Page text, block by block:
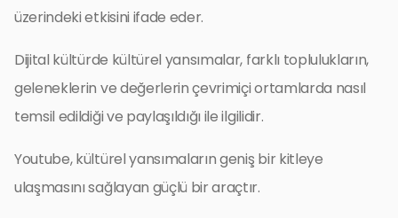
üzerindeki etkisini ifade eder.
Dijital kültürde kültürel yansımalar, farklı toplulukların,
geleneklerin ve değerlerin çevrimiçi ortamlarda nasıl
temsil edildiği ve paylaşıldığı ile ilgilidir.
Youtube, kültürel yansımaların geniş bir kitleye
ulaşmasını sağlayan güçlü bir araçtır.